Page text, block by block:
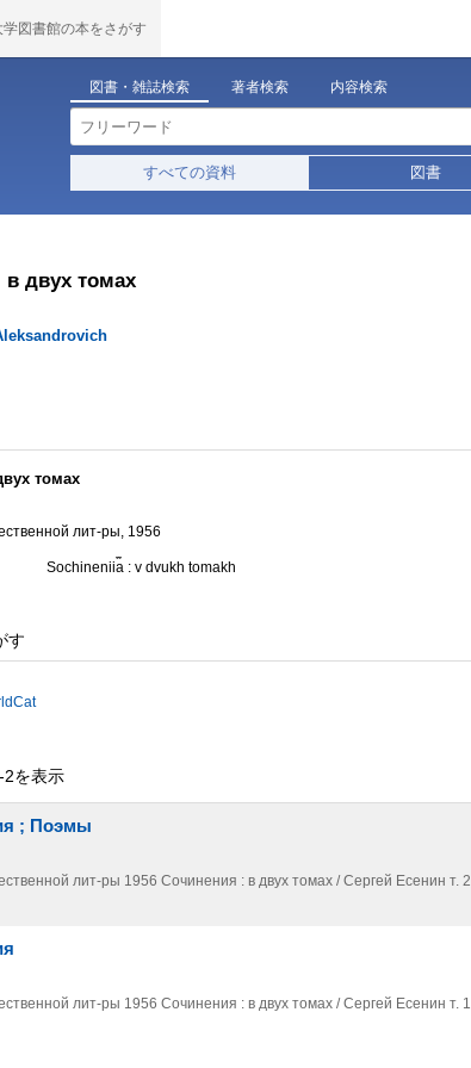
学図書館の本をさがす
図書・雑誌検索 著者検索 内容検索
すべての資料 図書
двух томах
томах
лит-ры, 1956
Sochinenii︠a︡ : v dvukh tomakh
す
を表示
; Поэмы
лит-ры 1956 Сочинения : в двух томах / Сергей Есенин т. 2
лит-ры 1956 Сочинения : в двух томах / Сергей Есенин т. 1